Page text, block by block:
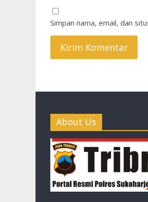
Simpan nama, email, dan
About Us